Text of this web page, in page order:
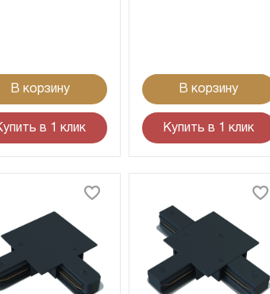
В корзину
в 1 клик
В корзину
Купить в 1 клик